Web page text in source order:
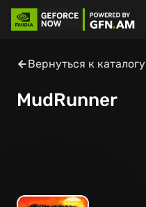
Вернуться к каталогу
MudRunner